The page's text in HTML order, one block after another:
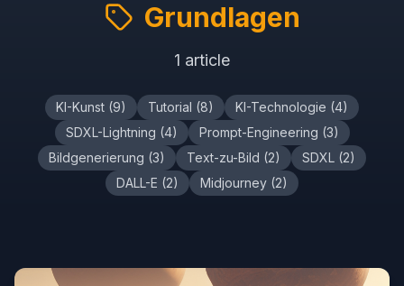
Grundlagen
1 article
KI-Kunst (9) Tutorial (8) KI-Technologie (4)
SDXL-Lightning (4) Prompt-Engineering (3)
Bildgenerierung (3) Text-zu-Bild (2) SDXL (2)
DALL-E (2) Midjourney (2)